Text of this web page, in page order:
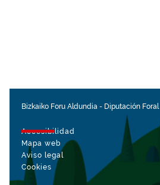
Bizkaiko Foru Aldundia - Diputación
Accesibilidad
Mapa web
Aviso legal
Cookies